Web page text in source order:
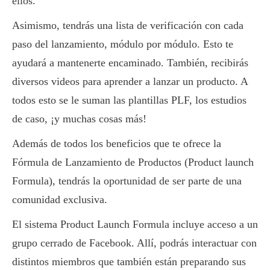
Asimismo, tendrás una lista de verificación con cada
paso del lanzamiento, módulo por módulo. Esto te
ayudará a mantenerte encaminado. También, recibirás
diversos videos para aprender a lanzar un producto. A
todos esto se le suman las plantillas PLF, los estudios
de caso, ¡y muchas cosas más!
Además de todos los beneficios que te ofrece la
Fórmula de Lanzamiento de Productos (Product launch
Formula), tendrás la oportunidad de ser parte de una
comunidad exclusiva.
El sistema Product Launch Formula incluye acceso a un
grupo cerrado de Facebook. Allí, podrás interactuar con
distintos miembros que también están preparando sus